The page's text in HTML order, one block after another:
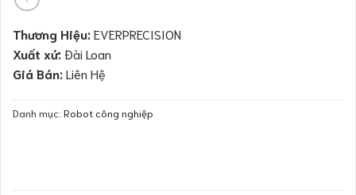
Thương Hiệu: EVERPRECISION
Xuất xứ: Đài Loan
Giá Bán: Liên Hệ
Danh mục: Robot công nghiệp